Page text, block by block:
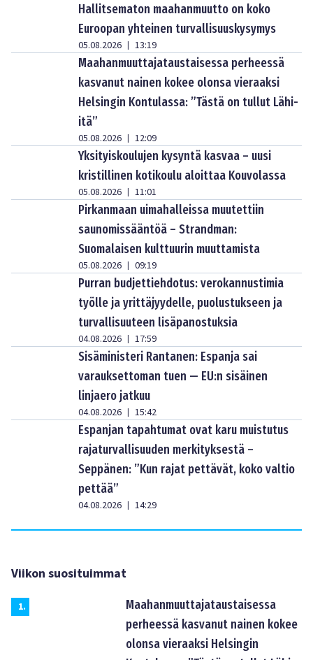
Hallitsematon maahanmuutto on koko
Euroopan yhteinen turvallisuuskysymys
05.08.2026 | 13:19
Maahanmuuttajataustaisessa perheessä
kasvanut nainen kokee olonsa vieraaksi
Helsingin Kontulassa: ”Tästä on tullut Lähi-
itä”
05.08.2026 | 12:09
Yksityiskoulujen kysyntä kasvaa – uusi
kristillinen kotikoulu aloittaa Kouvolassa
05.08.2026 | 11:01
Pirkanmaan uimahalleissa muutettiin
saunomissääntöä – Strandman:
Suomalaisen kulttuurin muuttamista
05.08.2026 | 09:19
Purran budjettiehdotus: verokannustimia
työlle ja yrittäjyydelle, puolustukseen ja
turvallisuuteen lisäpanostuksia
04.08.2026 | 17:59
Sisäministeri Rantanen: Espanja sai
varauksettoman tuen — EU:n sisäinen
linjaero jatkuu
04.08.2026 | 15:42
Espanjan tapahtumat ovat karu muistutus
rajaturvallisuuden merkityksestä –
Seppänen: ”Kun rajat pettävät, koko valtio
pettää”
04.08.2026 | 14:29
Viikon suosituimmat
1.
Maahanmuuttajataustaisessa
perheessä kasvanut nainen kokee
olonsa vieraaksi Helsingin